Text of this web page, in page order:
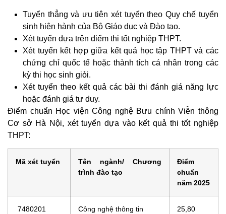
Tuyển thẳng và ưu tiên xét tuyển theo Quy chế tuyển
sinh hiện hành của Bộ Giáo dục và Đào tạo.
Xét tuyển dựa trên điểm thi tốt nghiệp THPT.
Xét tuyển kết hợp giữa kết quả học tập THPT và các
chứng chỉ quốc tế hoặc thành tích cá nhân trong các
kỳ thi học sinh giỏi.
Xét tuyển theo kết quả các bài thi đánh giá năng lực
hoặc đánh giá tư duy.
Điểm chuẩn Học viện Công nghệ Bưu chính Viễn thông
Cơ sở Hà Nội, xét tuyển dựa vào kết quả thi tốt nghiệp
THPT:
Mã xét tuyển
Tên ngành/ Chương
trình đào tạo
Điểm
chuẩn
năm 2025
7480201 Công nghệ thông tin 25,80